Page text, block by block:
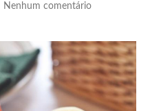
Nenhum comentário